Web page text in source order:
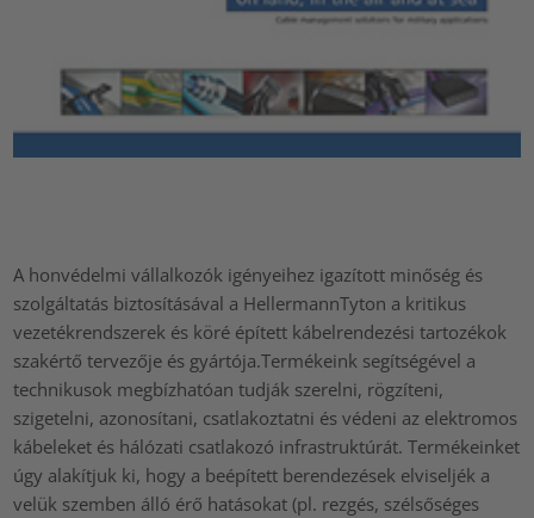
A honvédelmi vállalkozók igényeihez igazított minőség és
szolgáltatás biztosításával a HellermannTyton a kritikus
vezetékrendszerek és köré épített kábelrendezési tartozékok
szakértő tervezője és gyártója.Termékeink segítségével a
technikusok megbízhatóan tudják szerelni, rögzíteni,
szigetelni, azonosítani, csatlakoztatni és védeni az elektromos
kábeleket és hálózati csatlakozó infrastruktúrát. Termékeinket
úgy alakítjuk ki, hogy a beépített berendezések elviseljék a
velük szemben álló érő hatásokat (pl. rezgés, szélsőséges